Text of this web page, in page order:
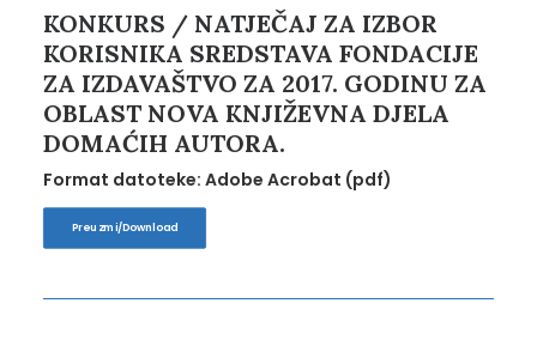
KONKURS / NATJEČAJ ZA IZBOR
KORISNIKA SREDSTAVA FONDACIJE
ZA IZDAVAŠTVO ZA 2017. GODINU ZA
OBLAST NOVA KNJIŽEVNA DJELA
DOMAĆIH AUTORA.
Format datoteke: Adobe Acrobat (pdf)
Preuzmi/Download